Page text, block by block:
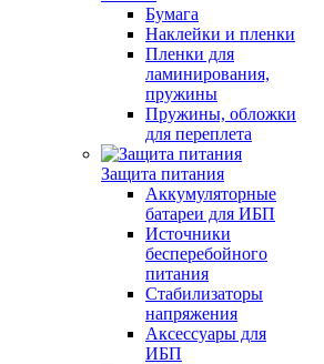
Бумага
Наклейки и пленки
Пленки для
ламинирования,
пружины
Пружины, обложки
для переплета
Защита питания
Аккумуляторные
батареи для ИБП
Источники
бесперебойного
питания
Стабилизаторы
напряжения
Аксессуары для
ИБП